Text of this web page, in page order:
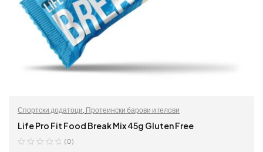
Спортски додатоци, Протеински барови и гелови
Life Pro Fit Food Break Mix 45g Gluten Free
(0)